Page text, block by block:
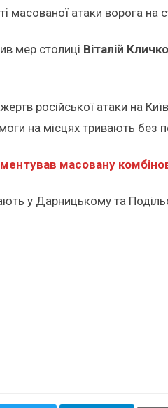
масованої атаки ворога на
мер столиці Віталій Кличко
російської атаки на
на місцях тривають без
масовану
у Дарницькому та